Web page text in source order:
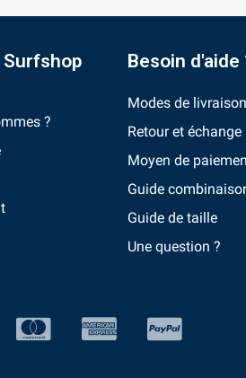
?
Besoin d'aide
Modes de livraison
Retour et échange
Moyen de
Guide
Guide de taille
Une question ?